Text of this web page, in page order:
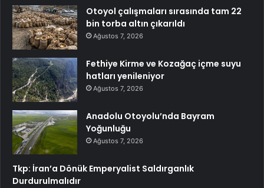
Otoyol çalışmaları sırasında tam 22
bin torba altın çıkarıldı
Ağustos 7, 2026
Fethiye Kirme ve Kozağaç içme suyu
hatları yenileniyor
Ağustos 7, 2026
Anadolu Otoyolu’nda Bayram
Yoğunluğu
Ağustos 7, 2026
Tkp: İran’a Dönük Emperyalist Saldırganlık
Durdurulmalıdır